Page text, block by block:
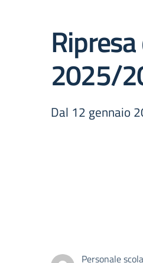
2025/
Dal 12 gennaio
Personale